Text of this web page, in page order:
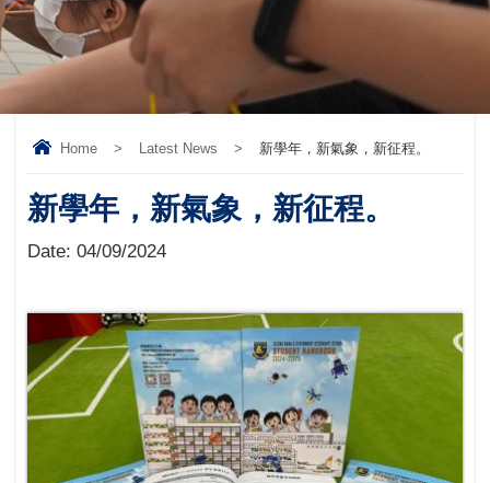
Home > Latest News > 新學年，新氣象，新征程。
新學年，新氣象，新征程。
Date: 04/09/2024